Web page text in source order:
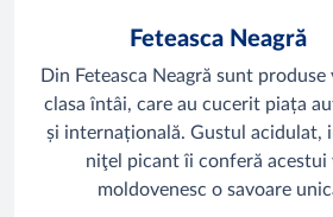
Feteasca Neagră
Din Feteasca Neagră sunt produse
clasa întâi, care au cucerit piața
și internațională. Gustul acidulat,
niţel picant îi conferă acestui
moldovenesc o savoare